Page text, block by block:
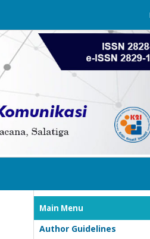
Main Menu
Author Guidelines